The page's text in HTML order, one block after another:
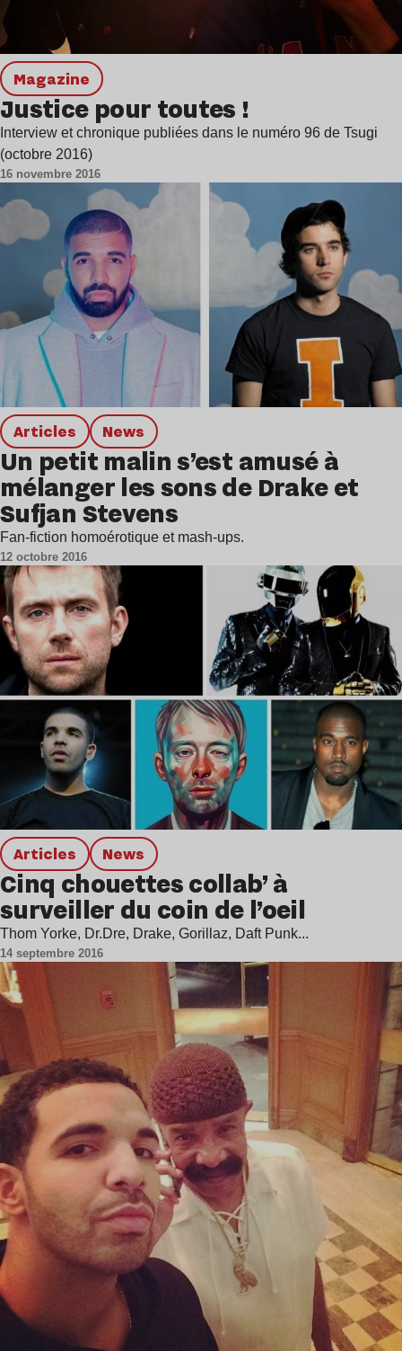
magazine
Justice pour toutes !
Interview et chronique publiées dans le numéro 96 de Tsugi
(octobre 2016)
16 novembre 2016
Articles news
Un petit malin s’est amusé à
mélanger les sons de Drake et
Sufjan Stevens
Fan-fiction homoérotique et mash-ups.
12 octobre 2016
Articles news
Cinq chouettes collab’ à
surveiller du coin de l’oeil
Thom Yorke, Dr.Dre, Drake, Gorillaz, Daft Punk...
14 septembre 2016